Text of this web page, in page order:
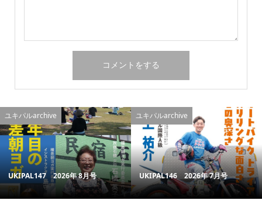
ユキパルarchive
UKIPAL147 2026年 8月号
ユキパルarchive
UKIPAL146 2026年 7月号